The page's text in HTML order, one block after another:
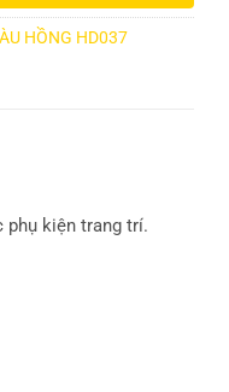
HỒNG HD037
phụ kiện trang trí.